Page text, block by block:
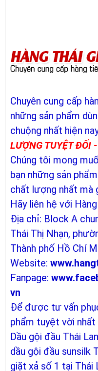
Chuyên cung cấp
những sản phẩm
chuộng nhất hiện
LƯỢNG TUYỆT ĐỐI
Chúng tôi mong
bạn những sản
chất lượng nhất mà
Hãy liên hệ với
Địa chỉ: Block A
Thái Thị Nhạn,
Thành phố Hồ Chí
Website:
Fanpage:
vn
Để được tư vấn
phẩm tuyệt vời nhất
Dầu gội đầu Thái
dầu gội đầu sunsilk
giặt xả số 1 tại